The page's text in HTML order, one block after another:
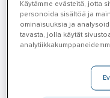
on koko historiansa
fuusioiden ja
Ahlsellin työntekijät
kehittämiseen
käytännöt luodakseen
Ahlsellin perusta
Käytämme evästeitä, jotta
personoida sisältöä ja
ominaisuuksia ja
tavasta, jolla käytät